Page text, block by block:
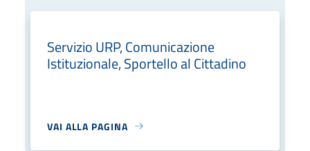
Servizio URP, Comunicazione
Istituzionale, Sportello al Cittadino
VAI ALLA PAGINA